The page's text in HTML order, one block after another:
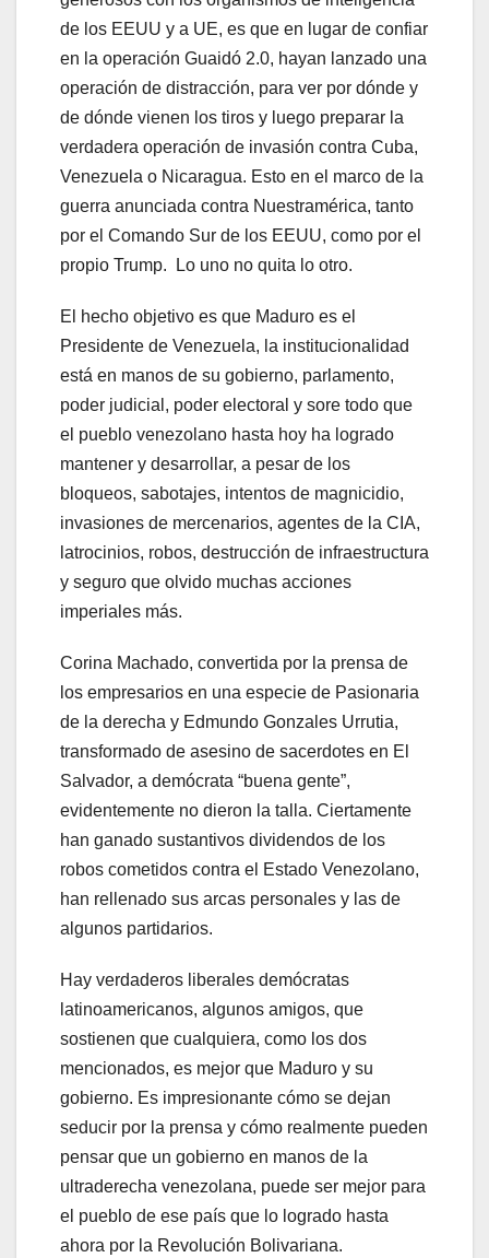
de los EEUU y a UE, es que en lugar de confiar
en la operación Guaidó 2.0, hayan lanzado una
operación de distracción, para ver por dónde y
de dónde vienen los tiros y luego preparar la
verdadera operación de invasión contra Cuba,
Venezuela o Nicaragua. Esto en el marco de la
guerra anunciada contra Nuestramérica, tanto
por el Comando Sur de los EEUU, como por el
propio Trump. Lo uno no quita lo otro.
El hecho objetivo es que Maduro es el
Presidente de Venezuela, la institucionalidad
está en manos de su gobierno, parlamento,
poder judicial, poder electoral y sore todo que
el pueblo venezolano hasta hoy ha logrado
mantener y desarrollar, a pesar de los
bloqueos, sabotajes, intentos de magnicidio,
invasiones de mercenarios, agentes de la CIA,
latrocinios, robos, destrucción de infraestructura
y seguro que olvido muchas acciones
imperiales más.
Corina Machado, convertida por la prensa de
los empresarios en una especie de Pasionaria
de la derecha y Edmundo Gonzales Urrutia,
transformado de asesino de sacerdotes en El
Salvador, a demócrata “buena gente”,
evidentemente no dieron la talla. Ciertamente
han ganado sustantivos dividendos de los
robos cometidos contra el Estado Venezolano,
han rellenado sus arcas personales y las de
algunos partidarios.
Hay verdaderos liberales demócratas
latinoamericanos, algunos amigos, que
sostienen que cualquiera, como los dos
mencionados, es mejor que Maduro y su
gobierno. Es impresionante cómo se dejan
seducir por la prensa y cómo realmente pueden
pensar que un gobierno en manos de la
ultraderecha venezolana, puede ser mejor para
el pueblo de ese país que lo logrado hasta
ahora por la Revolución Bolivariana.